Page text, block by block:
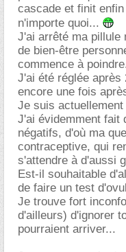
cascade et finit
n'importe quoi...
J'ai arrêté ma pillule
de bien-être
commence à
J'ai été réglée
encore une fois
Je suis
J'ai évidemment fait
négatifs, d'où ma
contraceptive, qui
s'attendre à d'aussi
Est-il souhaitable
de faire un test
Je trouve fort
d'ailleurs) d'ignorer
pourraient arriver...